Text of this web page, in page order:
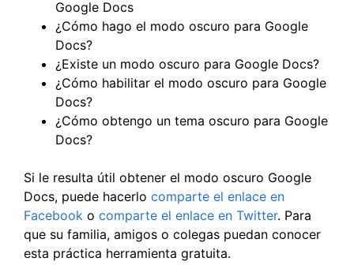
Google Docs
¿Cómo hago el modo oscuro para Google
Docs?
¿Existe un modo oscuro para Google Docs?
¿Cómo habilitar el modo oscuro para Google
Docs?
¿Cómo obtengo un tema oscuro para Google
Docs?
Si le resulta útil obtener el modo oscuro Google
Docs, puede hacerlo comparte el enlace en
Facebook o comparte el enlace en Twitter. Para
que su familia, amigos o colegas puedan conocer
esta práctica herramienta gratuita.